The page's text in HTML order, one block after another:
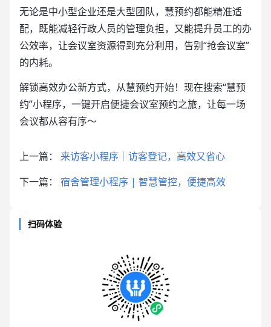
无论是中小型企业还是大型团队，慧预约都能精准适
配，既能减轻行政人员的管理负担，又能提升员工的办
公效率，让会议室资源得到充分利用，告别“抢会议室”
的内耗。
解锁高效办公新方式，从慧预约开始！现在搜索“慧预
约”小程序，一键开启便捷会议室预约之旅，让每一场
会议都从容有序～
上一篇： 来访客小程序｜访客登记，高效又省心
下一篇： 宿舍管理小程序 | 智慧管控，便捷高效
扫码体验